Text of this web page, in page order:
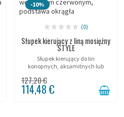
-10%
(0)
Słupek kierujący z liną mosiężny
STYLE
Słupek kierujący do lin
konopnych, aksamitnych lub
127,20 €
114,48 €